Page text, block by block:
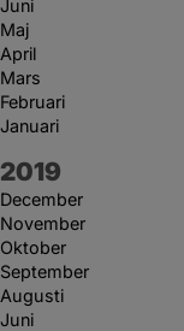
Juni
Maj
April
Mars
Februari
Januari
År:
2019
December
November
Oktober
September
Augusti
Juni